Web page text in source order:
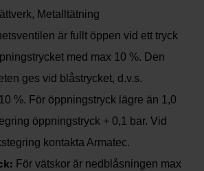
Metalltätning
är fullt öppen vid ett tryck
med max 10 %. Den
ges vid blåstrycket, d.v.s.
%. För öppningstryck lägre än 1,0
öppningstryck + 0,1 bar. Vid
kontakta Armatec.
För vätskor är nedblåsningen max